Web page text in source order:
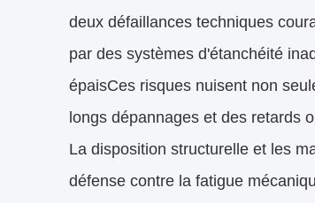
deux défaillances techniques
par des systèmes d'étanchéité
épaisCes risques nuisent non
longs dépannages et des retards
La disposition structurelle et les
défense contre la fatigue